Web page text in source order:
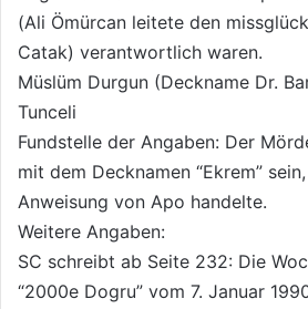
(Ali Ömürcan leitete den
Catak) verantwortlich waren.
Müslüm Durgun (Deckname Dr.
Tunceli
Fundstelle der Angaben: Der
mit dem Decknamen “Ekrem”
Anweisung von Apo handelte.
Weitere Angaben:
SC schreibt ab Seite 232: Die
“2000e Dogru” vom 7. Januar